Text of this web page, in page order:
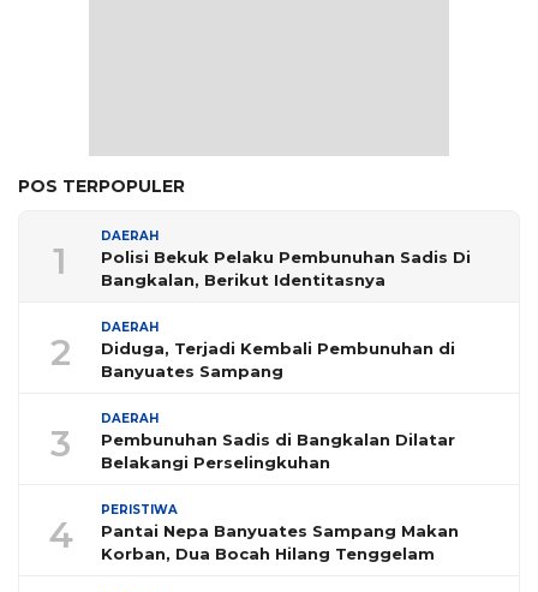
POS TERPOPULER
1
DAERAH
Polisi Bekuk Pelaku Pembunuhan Sadis Di
Bangkalan, Berikut Identitasnya
2
DAERAH
Diduga, Terjadi Kembali Pembunuhan di
Banyuates Sampang
3
DAERAH
Pembunuhan Sadis di Bangkalan Dilatar
Belakangi Perselingkuhan
4
PERISTIWA
Pantai Nepa Banyuates Sampang Makan
Korban, Dua Bocah Hilang Tenggelam